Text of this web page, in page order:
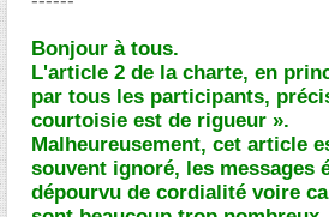
Bonjour à tous.
L'article 2 de la charte, en
par tous les participants,
courtoisie est de rigueur ».
Malheureusement, cet article
souvent ignoré, les messages
dépourvu de cordialité voire